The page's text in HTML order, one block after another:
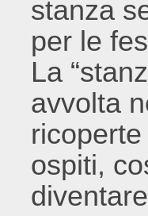
stanza
per le
La
avvolta
ospiti,